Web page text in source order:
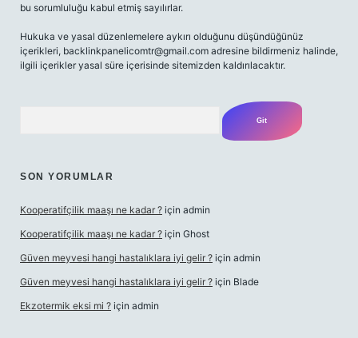
bu sorumluluğu kabul etmiş sayılırlar.
Hukuka ve yasal düzenlemelere aykırı olduğunu düşündüğünüz
içerikleri, backlinkpanelicomtr@gmail.com adresine bildirmeniz halinde,
ilgili içerikler yasal süre içerisinde sitemizden kaldırılacaktır.
SON YORUMLAR
Kooperatifçilik maaşı ne kadar ? için admin
Kooperatifçilik maaşı ne kadar ? için Ghost
Güven meyvesi hangi hastalıklara iyi gelir ? için admin
Güven meyvesi hangi hastalıklara iyi gelir ? için Blade
Ekzotermik eksi mi ? için admin